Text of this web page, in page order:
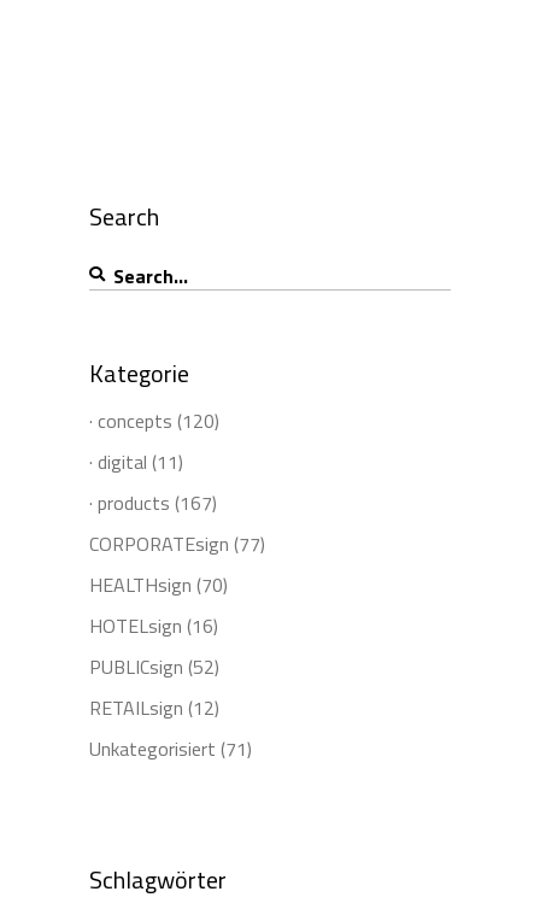
Search
Search
for:
Kategorie
· concepts (120)
· digital (11)
· products (167)
CORPORATEsign (77)
HEALTHsign (70)
HOTELsign (16)
PUBLICsign (52)
RETAILsign (12)
Unkategorisiert (71)
Schlagwörter